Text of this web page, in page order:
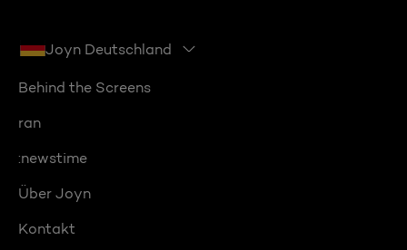
Joyn Deutschland
Behind the Screens
ran
:newstime
Über Joyn
Kontakt